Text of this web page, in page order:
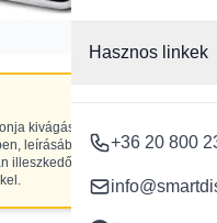
Hasznos linkek
+36 20 800
kivágásaival, NE
leírásában szereplő
illeszkedő